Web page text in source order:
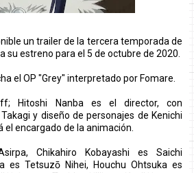
un trailer de la tercera temporada de
su estreno para el 5 de octubre de 2020.
el OP "Grey" interpretado por Fomare.
Hitoshi Nanba es el director, con
y diseño de personajes de Kenichi
el encargado de la animación.
Chikahiro Kobayashi es Saichi
es Tetsuzō Nihei, Houchu Ohtsuka es